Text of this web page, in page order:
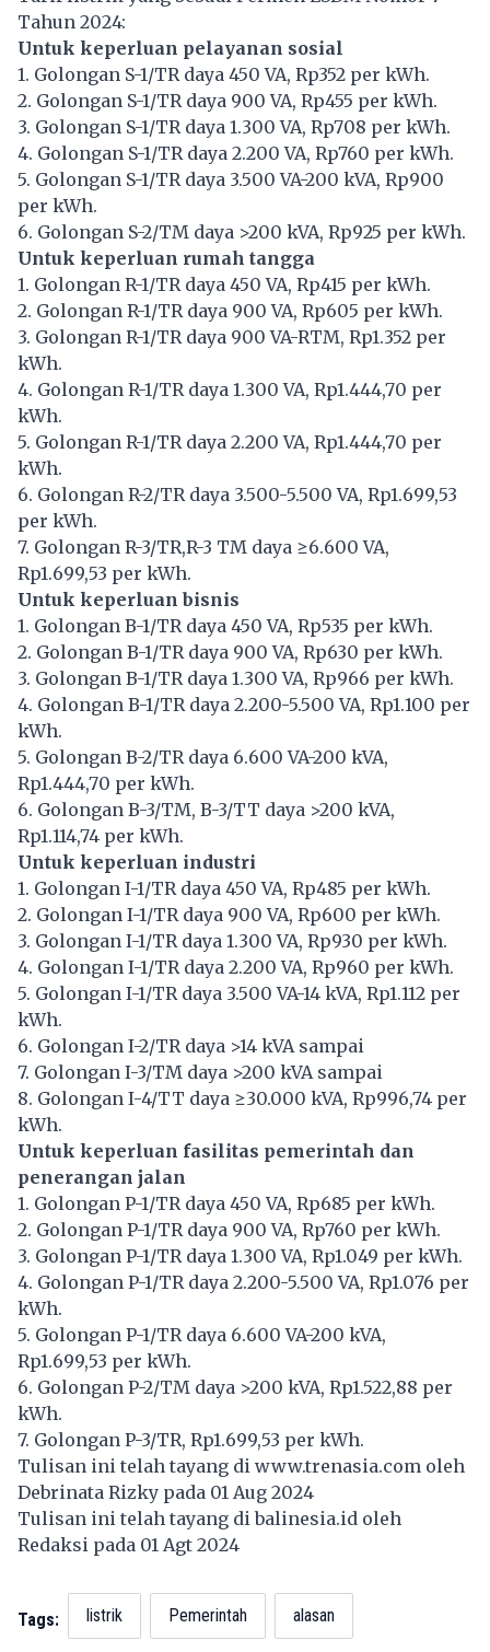
Tahun 2024:
Untuk keperluan pelayanan sosial
1. Golongan S-1/TR daya 450 VA, Rp352 per kWh.
2. Golongan S-1/TR daya 900 VA, Rp455 per kWh.
3. Golongan S-1/TR daya 1.300 VA, Rp708 per kWh.
4. Golongan S-1/TR daya 2.200 VA, Rp760 per kWh.
5. Golongan S-1/TR daya 3.500 VA-200 kVA, Rp900
per kWh.
6. Golongan S-2/TM daya >200 kVA, Rp925 per kWh.
Untuk keperluan rumah tangga
1. Golongan R-1/TR daya 450 VA, Rp415 per kWh.
2. Golongan R-1/TR daya 900 VA, Rp605 per kWh.
3. Golongan R-1/TR daya 900 VA-RTM, Rp1.352 per
kWh.
4. Golongan R-1/TR daya 1.300 VA, Rp1.444,70 per
kWh.
5. Golongan R-1/TR daya 2.200 VA, Rp1.444,70 per
kWh.
6. Golongan R-2/TR daya 3.500-5.500 VA, Rp1.699,53
per kWh.
7. Golongan R-3/TR,R-3 TM daya ≥6.600 VA,
Rp1.699,53 per kWh.
Untuk keperluan bisnis
1. Golongan B-1/TR daya 450 VA, Rp535 per kWh.
2. Golongan B-1/TR daya 900 VA, Rp630 per kWh.
3. Golongan B-1/TR daya 1.300 VA, Rp966 per kWh.
4. Golongan B-1/TR daya 2.200-5.500 VA, Rp1.100 per
kWh.
5. Golongan B-2/TR daya 6.600 VA-200 kVA,
Rp1.444,70 per kWh.
6. Golongan B-3/TM, B-3/TT daya >200 kVA,
Rp1.114,74 per kWh.
Untuk keperluan industri
1. Golongan I-1/TR daya 450 VA, Rp485 per kWh.
2. Golongan I-1/TR daya 900 VA, Rp600 per kWh.
3. Golongan I-1/TR daya 1.300 VA, Rp930 per kWh.
4. Golongan I-1/TR daya 2.200 VA, Rp960 per kWh.
5. Golongan I-1/TR daya 3.500 VA-14 kVA, Rp1.112 per
kWh.
6. Golongan I-2/TR daya >14 kVA sampai
7. Golongan I-3/TM daya >200 kVA sampai
8. Golongan I-4/TT daya ≥30.000 kVA, Rp996,74 per
kWh.
Untuk keperluan fasilitas pemerintah dan
penerangan jalan
1. Golongan P-1/TR daya 450 VA, Rp685 per kWh.
2. Golongan P-1/TR daya 900 VA, Rp760 per kWh.
3. Golongan P-1/TR daya 1.300 VA, Rp1.049 per kWh.
4. Golongan P-1/TR daya 2.200-5.500 VA, Rp1.076 per
kWh.
5. Golongan P-1/TR daya 6.600 VA-200 kVA,
Rp1.699,53 per kWh.
6. Golongan P-2/TM daya >200 kVA, Rp1.522,88 per
kWh.
7. Golongan P-3/TR, Rp1.699,53 per kWh.
Tulisan ini telah tayang di www.trenasia.com oleh
Debrinata Rizky pada 01 Aug 2024
Tulisan ini telah tayang dibalinesia.id oleh
Redaksi pada 01 Agt 2024
Tags: listrik Pemerintah alasan